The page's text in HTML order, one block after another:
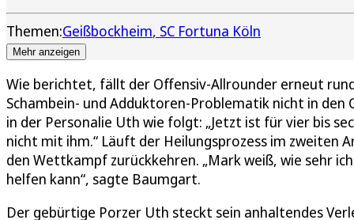
Themen:Geißbockheim SC Fortuna Köln
Mehr anzeigen
Wie berichtet, fällt der Offensiv-Allrounder erneut
Schambein- und Adduktoren-Problematik nicht in
in der Personalie Uth wie folgt: „Jetzt ist für vier bis
nicht mit ihm.“ Läuft der Heilungsprozess im
den Wettkampf zurückkehren. „Mark weiß, wie sehr
helfen kann“, sagte Baumgart.
Der gebürtige Porzer Uth steckt sein anhaltendes